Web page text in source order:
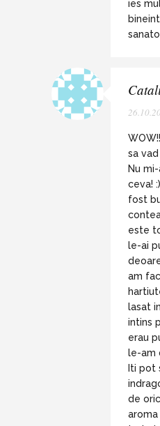
ies
sa
Nu
ceva!
fost
este
le-ai
am
lasat
intins
erau
le-am
Iti pot
de
aroma